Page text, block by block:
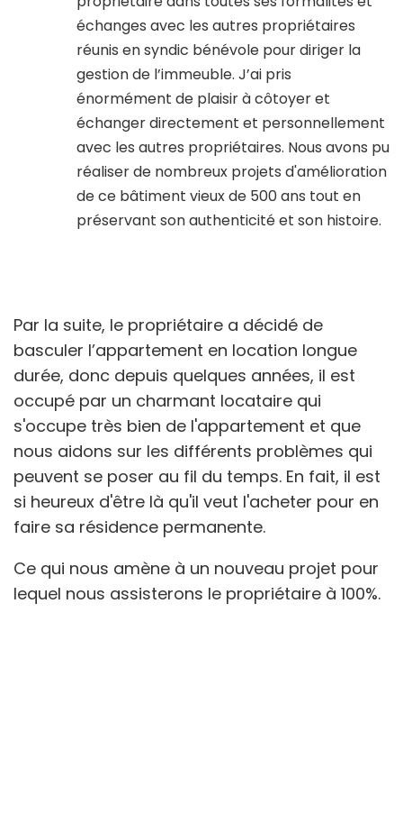
échanges avec les autres propriétaires
réunis en syndic bénévole pour diriger la
gestion de l’immeuble. J’ai pris
énormément de plaisir à côtoyer et
échanger directement et personnellement
avec les autres propriétaires. Nous avons pu
réaliser de nombreux projets d'amélioration
de ce bâtiment vieux de 500 ans tout en
préservant son authenticité et son histoire.
Par la suite, le propriétaire a décidé de
basculer l’appartement en location longue
durée, donc depuis quelques années, il est
occupé par un charmant locataire qui
s'occupe très bien de l'appartement et que
nous aidons sur les différents problèmes qui
peuvent se poser au fil du temps. En fait, il est
si heureux d'être là qu'il veut l'acheter pour en
faire sa résidence permanente.
Ce qui nous amène à un nouveau projet pour
lequel nous assisterons le propriétaire à 100%.